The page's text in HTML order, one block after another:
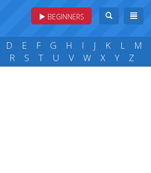
BEGINNERS
D E F G H I J K L
M
R S T U V W X Y Z